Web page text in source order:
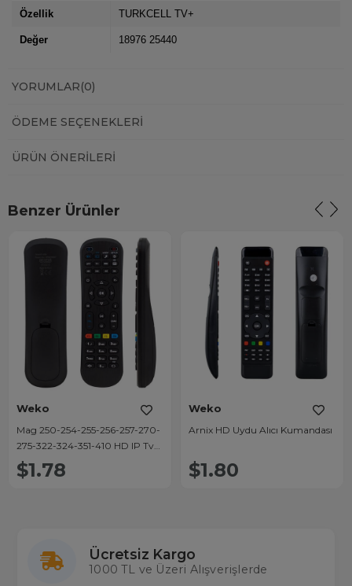
Özellik TURKCELL TV+
Değer 18976 25440
YORUMLAR(0)
ÖDEME SEÇENEKLERI
ÜRÜN ÖNERILERI
Benzer Ürünler
Weko
Mag 250-254-255-256-257-270-
275-322-324-351-410 HD IP Tv
Linux Settopbox Uydu
Kumanda
$1.78
Weko
Arnix HD Uydu Alıcı Kumandası
$1.80
Ücretsiz Kargo
1000 TL ve Üzeri Alışverişlerde